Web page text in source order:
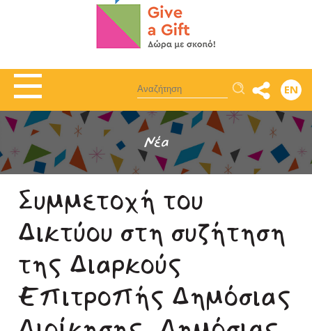
Αναζήτηση EN
Νέα
Συμμετοχή του
Δικτύου στη συζήτηση
της Διαρκούς
Επιτροπής Δημόσιας